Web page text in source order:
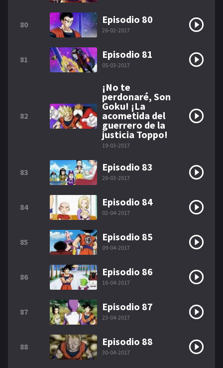
80 Episodio 80
26-02-2017
81 Episodio 81
05-03-2017
82
¡No te
perdonaré, Son
Goku! ¡La
acometida del
guerrero de la
justicia Toppo!
19-03-2017
83 Episodio 83
26-03-2017
84 Episodio 84
02-04-2017
85 Episodio 85
09-04-2017
86 Episodio 86
16-04-2017
87 Episodio 87
23-04-2017
88 Episodio 88
30-04-2017